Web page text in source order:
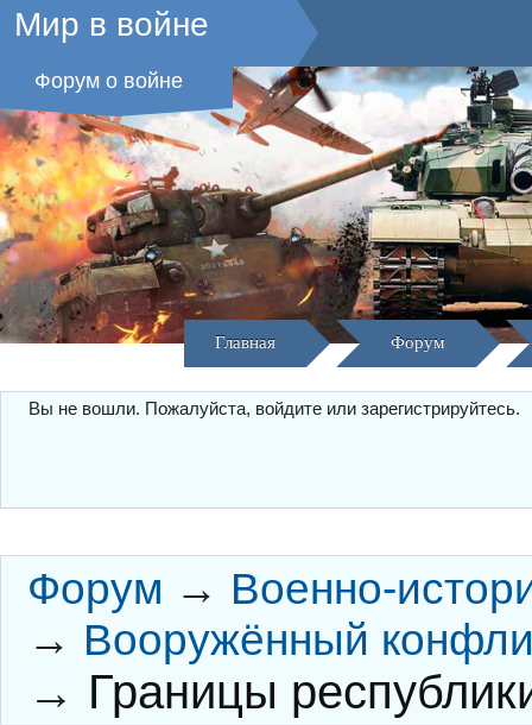
Мир в войне
Форум о войне
Главная Форум
Вы не вошли. Пожалуйста, войдите или зарегистрируйтесь.
Форум → Военно-
→ Вооружённый
→ Границы